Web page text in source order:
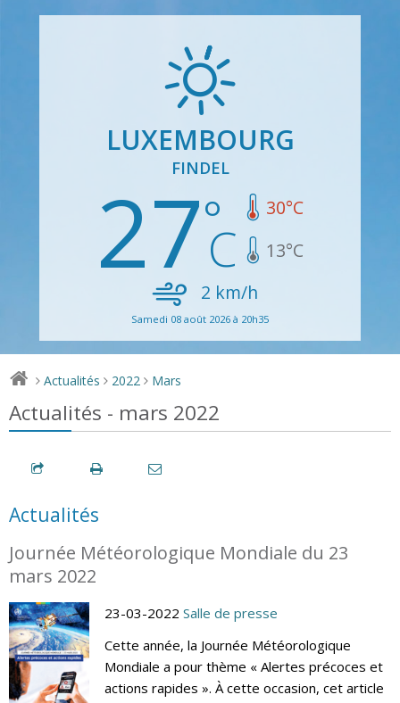
LUXEMBOURG
FINDEL
27 30°C
13°C
2 km/h
Samedi 08 août 2026 à 20h35
> Actualités > 2022 > Mars
Actualités - mars 2022
Actualités
Journée Météorologique Mondiale du 23
mars 2022
23-03-2022 Salle de presse
Cette année, la Journée Météorologique
Mondiale a pour thème « Alertes précoces et
actions rapides ». À cette occasion, cet article